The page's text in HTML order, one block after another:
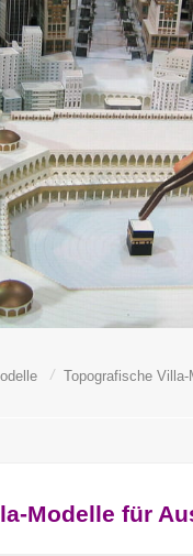
/ Topografische
Modelle für